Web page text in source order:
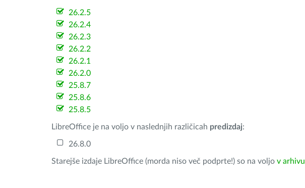
26.2.5
26.2.4
26.2.3
26.2.2
26.2.1
26.2.0
25.8.7
25.8.6
25.8.5
LibreOffice je na voljo v naslednjih različicah predizdaj:
26.8.0
Starejše izdaje LibreOffice (morda niso več podprte!) so na voljo v arhivu